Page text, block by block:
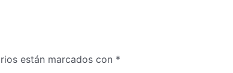
están marcados con *